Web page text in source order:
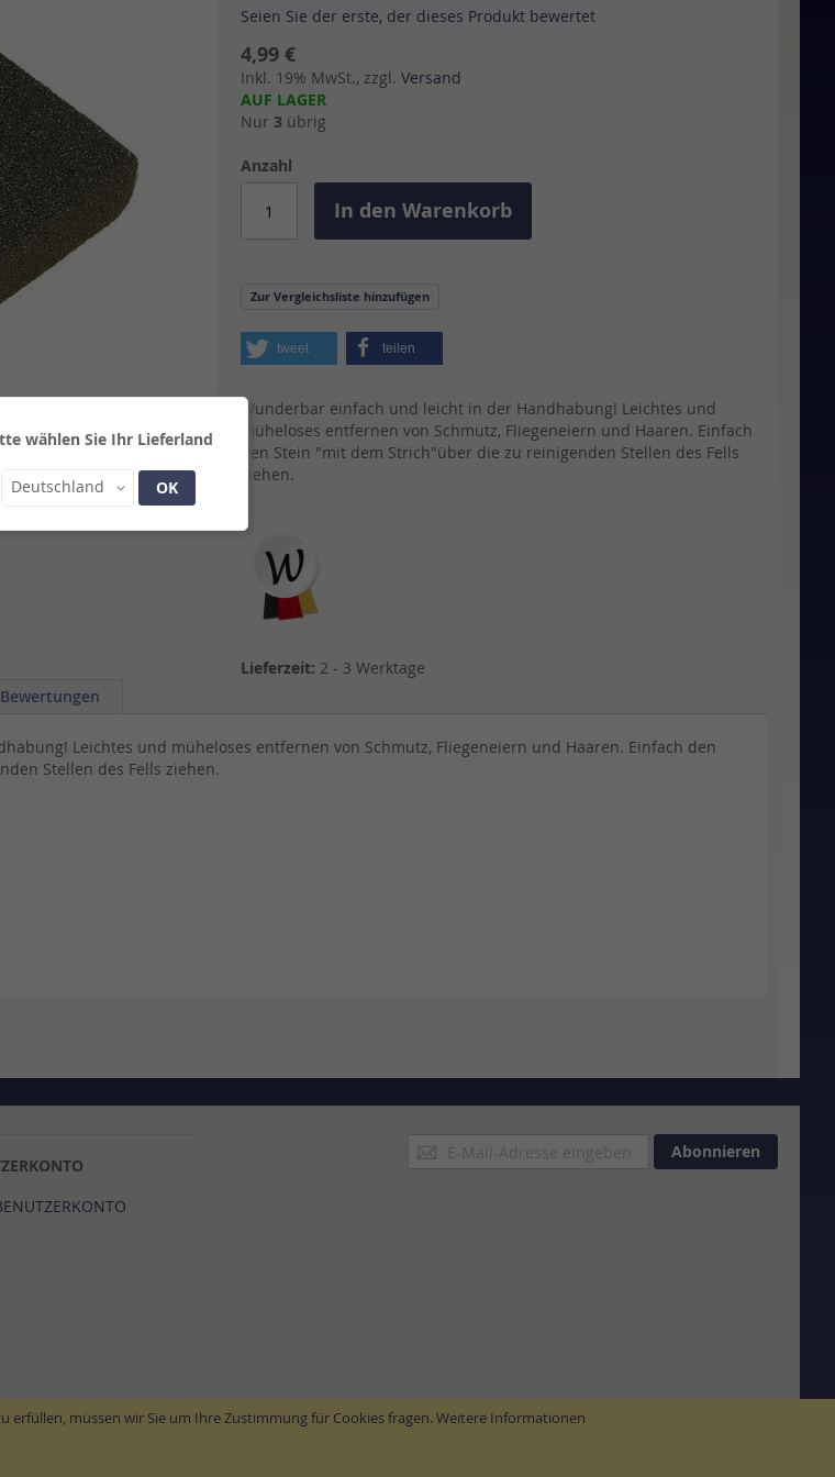
erfüllen, müssen wir Sie um Ihre Zustimmung für Cookies fragen.Weitere Informationen
wählen Sie Ihr Lieferland
Land
Deutschland OK
Seien Sie der erste, der dieses Produkt bewertet
4,99 €
Inkl. 19% MwSt., zzgl. Versand
AUF LAGER
Nur 3 übrig
Anzahl
In den Warenkorb
Zur Vergleichsliste hinzufügen
tweet teilen
Wunderbar einfach und leicht in der Handhabung! Leichtes und
müheloses entfernen von Schmutz, Fliegeneiern und Haaren. Einfach
den Stein "mit dem Strich"über die zu reinigenden Stellen des Fells
ziehen.
Lieferzeit: 2 - 3 Werktage
Leichtes und müheloses entfernen von Schmutz, Fliegeneiern und Haaren. Einfach den
Stellen des Fells ziehen.
Bewertungen
Anmeldung
zum
Abonnieren